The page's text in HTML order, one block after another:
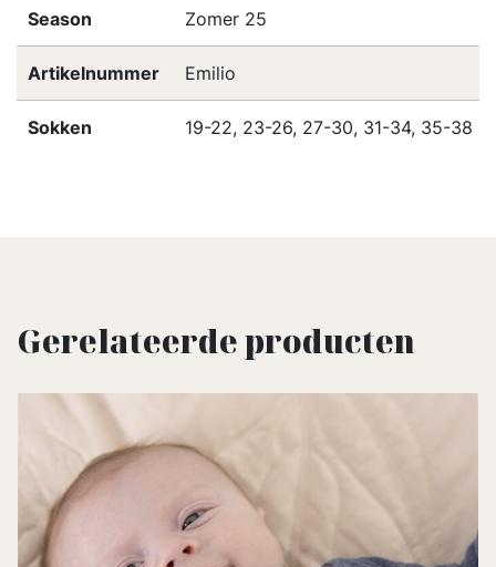
Season Zomer 25
Artikelnummer Emilio
Sokken 19-22, 23-26, 27-30, 31-34, 35-38
Gerelateerde producten